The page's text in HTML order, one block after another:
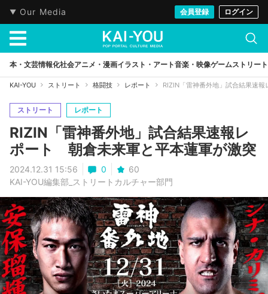
Our Media 会員登録 ログイン
本・文芸情報化社会アニメ・漫画イラスト・アート音楽・映像ゲームストリート
KAI-YOU ストリート 格闘技 レポート RIZIN「雷神番外地」試合結果速
ストリート レポート
RIZIN「雷神番外地」試合結果速報レ
ポート 朝倉未来軍と平本蓮軍が激突
2024.12.31 15:56 0
60
KAI-YOU編集部_ストリートカルチャー部門